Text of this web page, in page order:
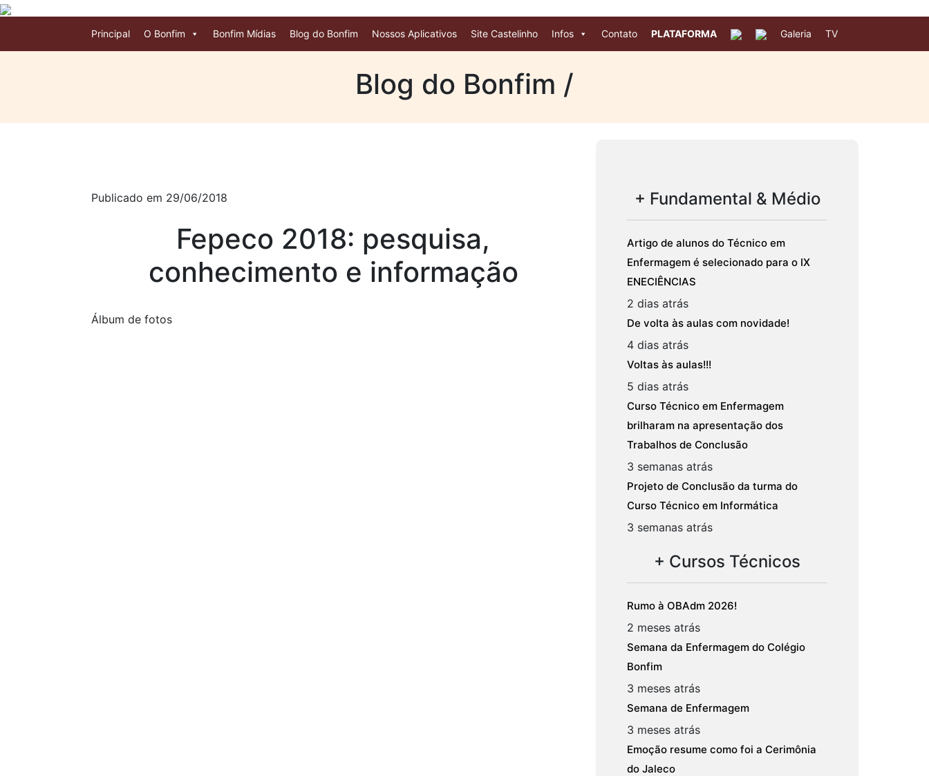
Principal O Bonfim Bonfim Mídias Blog do Bonfim Nossos Aplicativos Site Castelinho Infos Contato PLATAFORMA Galeria TV
Blog do Bonfim /
Publicado em 29/06/2018
Fepeco 2018: pesquisa,
conhecimento e informação
Álbum de fotos
+ Fundamental & Médio
Artigo de alunos do Técnico em
Enfermagem é selecionado para o IX
ENECIÊNCIAS
2 dias atrás
De volta às aulas com novidade!
4 dias atrás
Voltas às aulas!!!
5 dias atrás
Curso Técnico em Enfermagem
brilharam na apresentação dos
Trabalhos de Conclusão
3 semanas atrás
Projeto de Conclusão da turma do
Curso Técnico em Informática
3 semanas atrás
+ Cursos Técnicos
Rumo à OBAdm 2026!
2 meses atrás
Semana da Enfermagem do Colégio
Bonfim
3 meses atrás
Semana de Enfermagem
3 meses atrás
Emoção resume como foi a Cerimônia
do Jaleco